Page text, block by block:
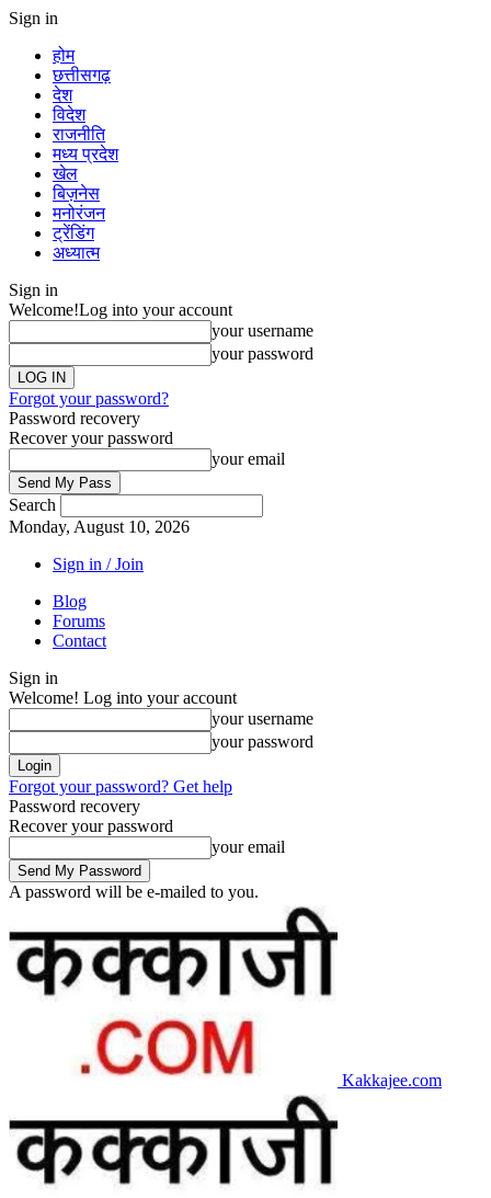
Sign in
होम
छत्तीसगढ़
देश
विदेश
राजनीति
मध्य प्रदेश
खेल
बिज़नेस
मनोरंजन
ट्रेंडिंग
अध्यात्म
Sign in
Welcome!Log into your account
your username
your password
Forgot your password?
Password recovery
Recover your password
your email
Search
Monday, August 10, 2026
Sign in / Join
Blog
Forums
Contact
Sign in
Welcome! Log into your account
your username
your password
Forgot your password? Get help
Password recovery
Recover your password
your email
A password will be e-mailed to you.
Kakkajee.com